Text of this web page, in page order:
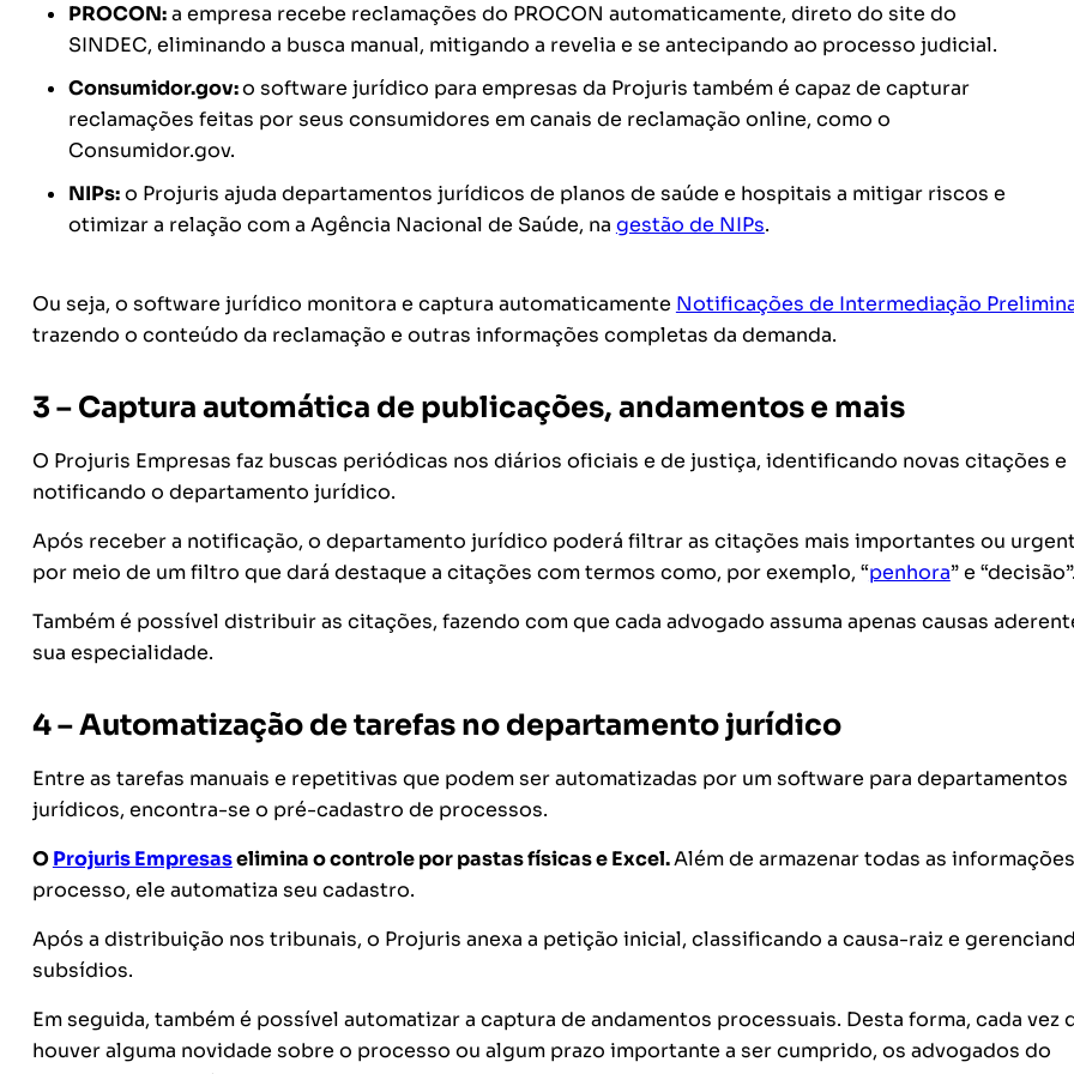
PROCON:a empresa recebe reclamações do PROCON automaticamente, direto do site do
SINDEC, eliminando a busca manual, mitigando a revelia e se antecipando ao processo judicial.
Consumidor.gov:o software jurídico para empresas da Projuris também é capaz de capturar
reclamações feitas por seus consumidores em canais de reclamação online, como o
Consumidor.gov.
NIPs:o Projuris ajuda departamentos jurídicos de planos de saúde e hospitais a mitigar riscos e
otimizar a relação com a Agência Nacional de Saúde, na gestão de NIPs.
Ou seja, o software jurídico monitora e captura automaticamente Notificações de Intermediação
trazendo o conteúdo da reclamação e outras informações completas da demanda.
3 – Captura automática de publicações, andamentos e mais
O Projuris Empresas faz buscas periódicas nos diários oficiais e de justiça, identificando novas citações e
notificando o departamento jurídico.
Após receber a notificação, o departamento jurídico poderá filtrar as citações mais importantes ou
por meio de um filtro que dará destaque a citações com termos como, por exemplo, “penhora” e
Também é possível distribuir as citações, fazendo com que cada advogado assuma apenas causas
sua especialidade.
4 – Automatização de tarefas no departamento jurídico
Entre as tarefas manuais e repetitivas que podem ser automatizadas por um software para departamentos
jurídicos, encontra-se o pré-cadastro de processos.
OProjuris Empresaselimina o controle por pastas físicas e Excel.Além de armazenar todas as
processo, ele automatiza seu cadastro.
Após a distribuição nos tribunais, o Projuris anexa a petição inicial, classificando a causa-raiz e
subsídios.
Em seguida, também é possível automatizar a captura de andamentos processuais. Desta forma, cada vez
houver alguma novidade sobre o processo ou algum prazo importante a ser cumprido, os advogados do